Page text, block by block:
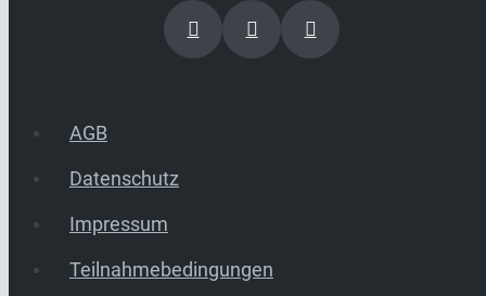
AGB
Datenschutz
Impressum
Teilnahmebedingungen